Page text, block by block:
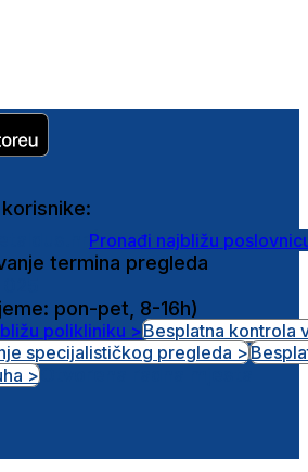
Pronađi najbližu
termina pregleda
pon-pet, 8-16h)
polikliniku >Besplatna kontrola
specijalističkog pregleda >
>